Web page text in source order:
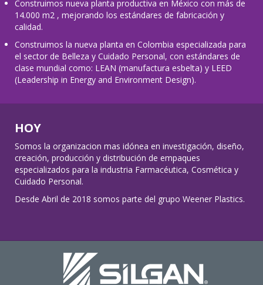
Construimos nueva planta productiva en México con más de
14.000 m2 , mejorando los estándares de fabricación y
calidad.
Construimos la nueva planta en Colombia especializada para
el sector de Belleza y Cuidado Personal, con estándares de
clase mundial como: LEAN (manufactura esbelta) y LEED
(Leadership in Energy and Environment Design).
HOY
Somos la organizacion mas idónea en investigación, diseño,
creación, producción y distribución de empaques
especializados para la industria Farmacéutica, Cosmética y
Cuidado Personal. ​
Desde Abril de 2018 somos parte del grupo Weener Plastics.